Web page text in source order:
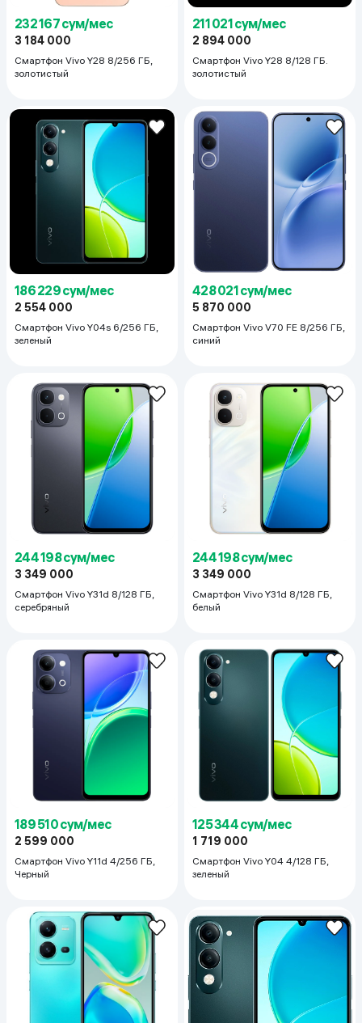
232 167 сум/мес
3 184 000
Смартфон Vivo Y28 8/256 ГБ,
золотистый
211 021 сум/мес
2 894 000
Смартфон Vivo Y28 8/128 ГБ.
золотистый
186 229 сум/мес
2 554 000
Смартфон Vivo Y04s 6/256 ГБ,
зеленый
428 021 сум/мес
5 870 000
Смартфон Vivo V70 FE 8/256 ГБ,
синий
244 198 сум/мес
3 349 000
Смартфон Vivo Y31d 8/128 ГБ,
серебряный
244 198 сум/мес
3 349 000
Смартфон Vivo Y31d 8/128 ГБ,
белый
189 510 сум/мес
2 599 000
Смартфон Vivo Y11d 4/256 ГБ,
Черный
125 344 сум/мес
1 719 000
Смартфон Vivo Y04 4/128 ГБ,
зеленый